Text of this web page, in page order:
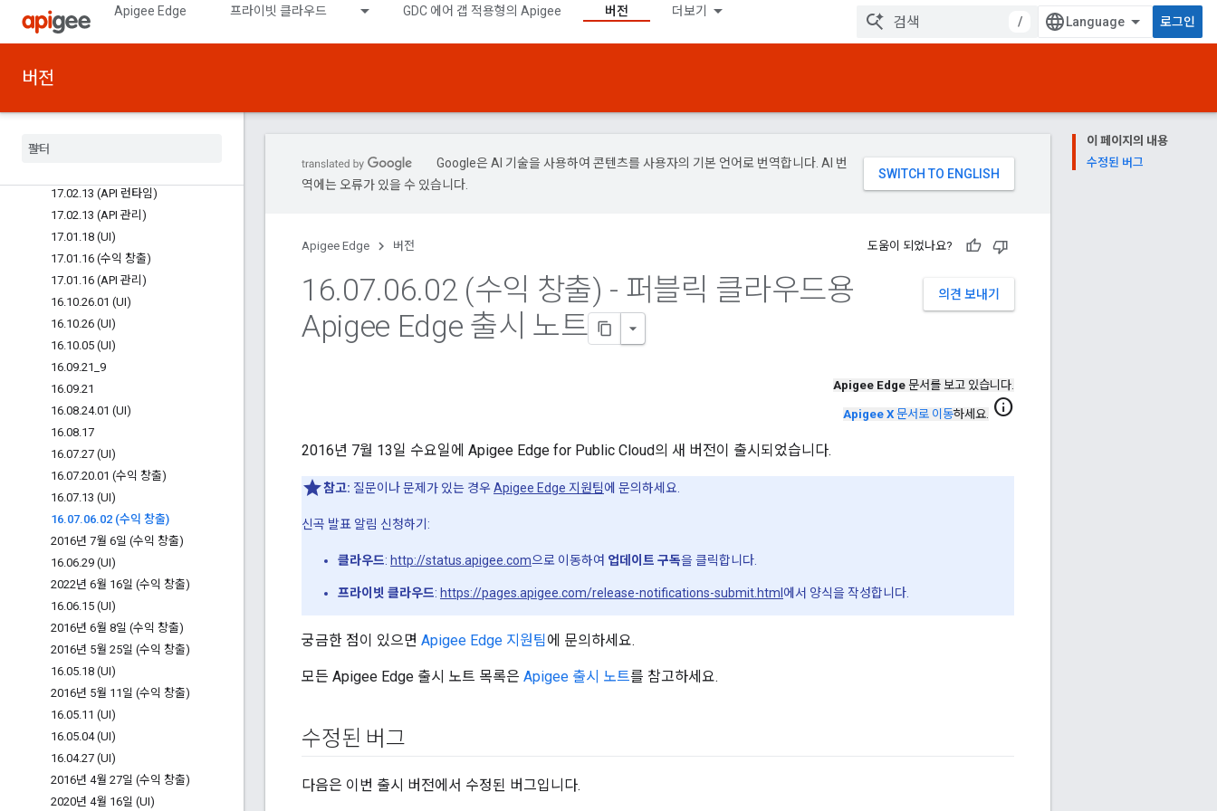
Apigee Edge 프라이빗 클라우드 GDC 에어 갭 적용형의 Apigee 버전 더보기
/ 로그인
버전
17.03.29 (UI)
17.03.15.01 (UI)
17.03.13.02 (수익 창출)
17.02.13 (API 런타임)
17.02.13 (API 관리)
17.01 .18 (UI)
17.01 .16 (수익 창출)
17.01 .16 (API 관리)
16.10.26.01 (UI)
16.10.26 (UI)
16.10.05 (UI)
16.09.21 9
16.09.21
16.08.24.01 (UI)
16.08.17
16.07.27 (UI)
16.07.20.01 (수익 창출)
16.07.13 (UI)
16.07.06.02 (수익 창출)
2016년 7월 6일 (수익 창출)
16.06.29 (UI)
2022년 6월 16일 (수익 창출)
16.06.15 (UI)
2016년 6월 8일 (수익 창출)
2016년 5월 25일 (수익 창출)
16.05.18 (UI)
2016년 5월 11일 (수익 창출)
16.05.11 (UI)
16.05.04 (UI)
16.04.27 (UI)
2016년 4월 27일 (수익 창출)
2020년 4월 16일 (UI)
이 페이지의 내용
수정된 버그
Google은 AI 기술을 사용하여 콘텐츠를 사용자의 기본 언어로 번역합니다. AI 번
역에는 오류가 있을 수 있습니다.
Apigee Edge 버전 도움이 되었나요?
의견 보내기
16.07.06.02 (수익 창출) - 퍼블릭 클라우드용
Apigee Edge 출시 노트
Apigee Edge 문서를 보고 있습니다.
Apigee X 문서로 이동하세요. info
2016년 7월 13일 수요일에 Apigee Edge for Public Cloud의 새 버전이 출시되었습니다.
참고: 질문이나 문제가 있는 경우Apigee Edge 지원팀에 문의하세요.
신곡 발표 알림 신청하기:
클라우드: http://status.apigee.com으로 이동하여 업데이트 구독을 클릭합니다.
프라이빗 클라우드: https://pages.apigee.com/release-notifications-submit.html 에서 양식을 작성합니다.
궁금한 점이 있으면 Apigee Edge 지원팀에 문의하세요.
모든 Apigee Edge 출시 노트 목록은 Apigee 출시 노트를 참고하세요.
수정된 버그
다음은 이번 출시 버전에서 수정된 버그입니다.